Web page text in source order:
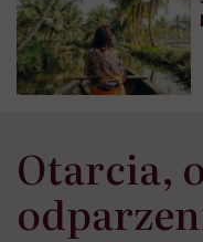
Otarcia,